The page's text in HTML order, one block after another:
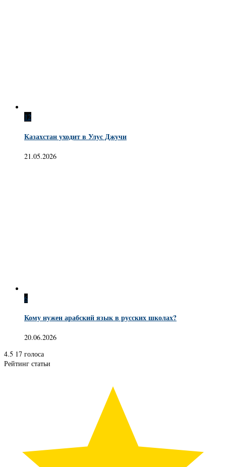
12
Казахстан уходит в Улус Джучи
21.05.2026
6
Кому нужен арабский язык в русских школах?
20.06.2026
4.5 17 голоса
Рейтинг статьи